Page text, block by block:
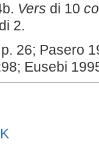
Vers di 10
di 2.
26; Pasero
Eusebi